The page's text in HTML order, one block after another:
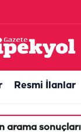
Resmi İlanlar
arama sonuçları